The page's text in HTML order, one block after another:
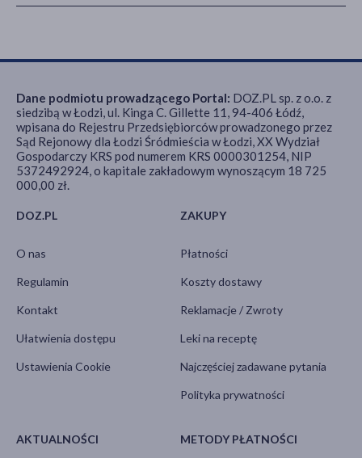
DOZ.PL
O nas
Regulamin
Kontakt
Ułatwienia dostępu
Ustawienia Cookie
ZAKUPY
Płatności
Koszty dostawy
Reklamacje / Zwroty
Leki na receptę
Najczęściej zadawane pytania
Polityka prywatności
AKTUALNOŚCI METODY PŁATNOŚCI
Dane podmiotu prowadzącego Portal: DOZ.PL sp. z o.o. z
siedzibą w Łodzi, ul. Kinga C. Gillette 11, 94-406 Łódź,
wpisana do Rejestru Przedsiębiorców prowadzonego przez
Sąd Rejonowy dla Łodzi Śródmieścia w Łodzi, XX Wydział
Gospodarczy KRS pod numerem KRS 0000301254, NIP
5372492924, o kapitale zakładowym wynoszącym 18 725
000,00 zł.